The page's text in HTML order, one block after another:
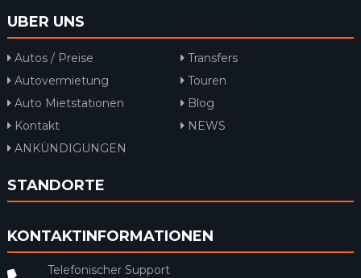
UBER UNS
Autos / Preise
Transfers
Autovermietung
Touren
Auto Mietstationen
Blog
Kontakt
NEWS
ANKÜNDIGUNGEN
STANDORTE
KONTAKTINFORMATIONEN
Telefonischer Support